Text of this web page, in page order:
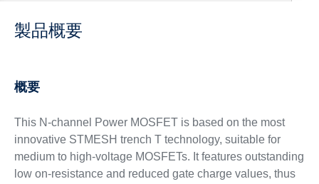
製品概要
概要
This N-channel Power MOSFET is based on the most
innovative STMESH trench T technology, suitable for
medium to high-voltage MOSFETs. It features outstanding
low on-resistance and reduced gate charge values, thus